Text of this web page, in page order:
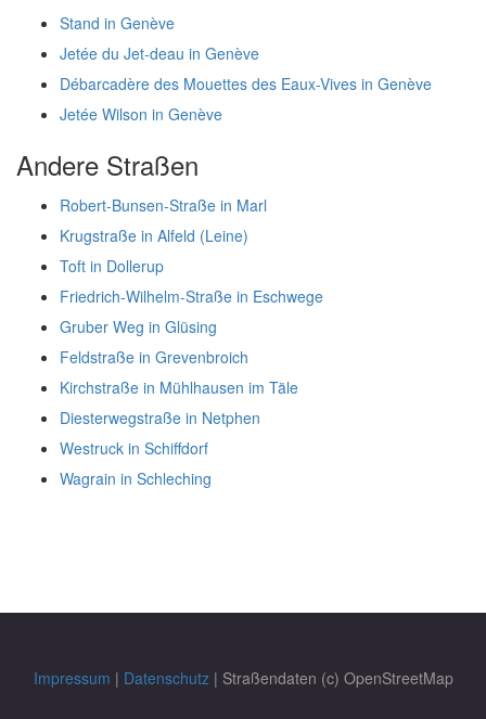
Stand in Genève
Jetée du Jet-deau in Genève
Débarcadère des Mouettes des Eaux-Vives in Genève
Jetée Wilson in Genève
Andere Straßen
Robert-Bunsen-Straße in Marl
Krugstraße in Alfeld (Leine)
Toft in Dollerup
Friedrich-Wilhelm-Straße in Eschwege
Gruber Weg in Glüsing
Feldstraße in Grevenbroich
Kirchstraße in Mühlhausen im Täle
Diesterwegstraße in Netphen
Westruck in Schiffdorf
Wagrain in Schleching
Impressum | Datenschutz| Straßendaten (c) OpenStreetMap